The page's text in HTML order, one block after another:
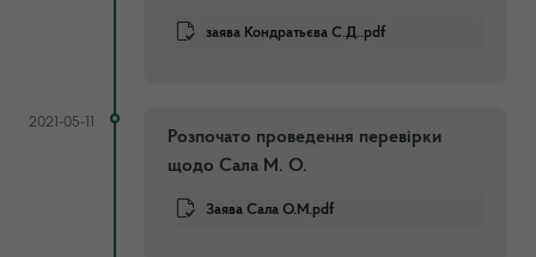
заява Кондратьєва С.Д..pdf
2021-05-11
Розпочато проведення перевірки
щодо Сала М. О.
Заява Сала О.М.pdf